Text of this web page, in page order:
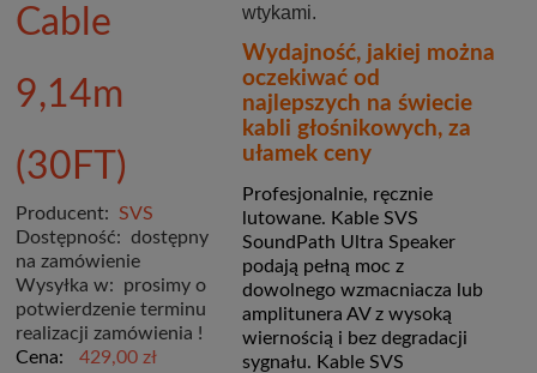
wtykami.
Wydajność, jakiej można
oczekiwać od
najlepszych na świecie
kabli głośnikowych, za
ułamek ceny
Profesjonalnie, ręcznie
lutowane. Kable SVS
SoundPath Ultra Speaker
podają pełną moc z
dowolnego wzmacniacza lub
amplitunera AV z wysoką
wiernością i bez degradacji
sygnału. Kable SVS
Cable
9,14m
(30FT)
Producent: SVS
Dostępność: dostępny
na zamówienie
Wysyłka w:
prosimy o
potwierdzenie terminu
realizacji zamówienia !
Cena:
429,00 zł